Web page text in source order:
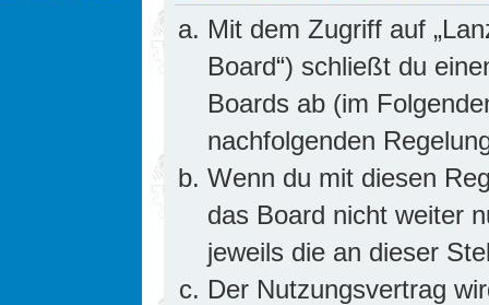
Mit dem Zugriff auf
Board“) schließt du
Boards ab (im
nachfolgenden
Wenn du mit diesen
das Board nicht weiter
jeweils die an dieser
Der Nutzungsvertrag